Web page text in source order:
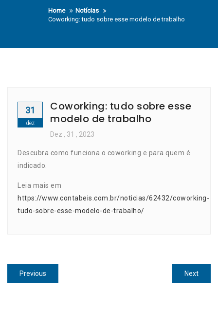
Home
Notícias
Coworking: tudo sobre esse modelo de trabalho
31
dez
Coworking: tudo sobre esse
modelo de trabalho
Dez , 31 , 2023
Descubra como funciona o coworking e para quem é
indicado.
Leia mais em
https://www.contabeis.com.br/noticias/62432/coworking-
tudo-sobre-esse-modelo-de-trabalho/
Navegação
de
Previous
post:
NextNext
post: